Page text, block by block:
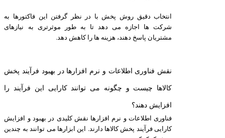
انتخاب دقیق روش پخش با در نظر گرفتن این فاکتورها به
شرکت ها اجازه می دهد تا به طور موثرتری به نیازهای
مشتریان پاسخ دهند، هزینه ها را کاهش دهد.
نقش فناوری اطلاعات و نرم افزارها در بهبود فرآیند پخش
کالاها چیست و چگونه می توانند کارایی این فرآیند را
افزایش دهند؟
فناوری اطلاعات و نرم افزارها نقش کلیدی در بهبود و افزایش
کارایی فرآیند پخش کالاها دارند. این ابزارها می توانند به چندین